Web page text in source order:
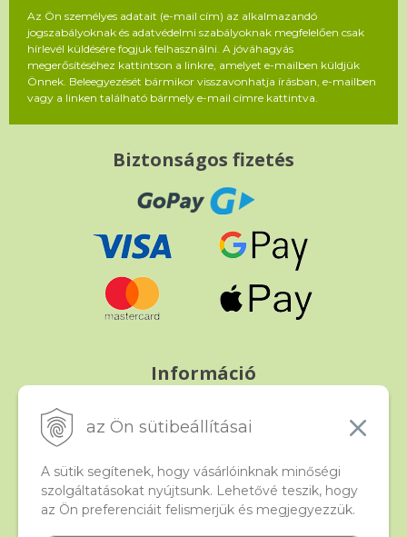
az Ön sütibeállításai
A sütik segítenek, hogy vásárlóinknak minőségi
szolgáltatásokat nyújtsunk. Lehetővé teszik, hogy
az Ön preferenciáit felismerjük és megjegyezzük.
Az Ön személyes adatait (e-mail cím) az alkalmazandó
jogszabályoknak és adatvédelmi szabályoknak megfelelően csak
hírlevél küldésére fogjuk felhasználni. A jóváhagyás
megerősítéséhez kattintson a linkre, amelyet e-mailben küldjük
Önnek. Beleegyezését bármikor visszavonhatja írásban, e-mailben
vagy a linken található bármely e-mail címre kattintva.
Biztonságos fizetés
Információ
Panasz, árucsere és visszáru
Beado